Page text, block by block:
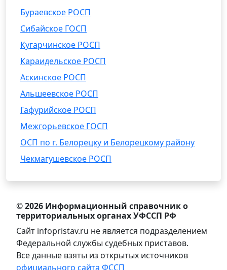
Бураевское РОСП
Сибайское ГОСП
Кугарчинское РОСП
Караидельское РОСП
Аскинское РОСП
Альшеевское РОСП
Гафурийское РОСП
Межгорьевское ГОСП
ОСП по г. Белорецку и Белорецкому району
Чекмагушевское РОСП
© 2026 Информационный справочник о
территориальных органах УФССП РФ
Сайт infopristav.ru не является подразделением
Федеральной службы судебных приставов.
Все данные взяты из открытых источников
официального сайта ФССП